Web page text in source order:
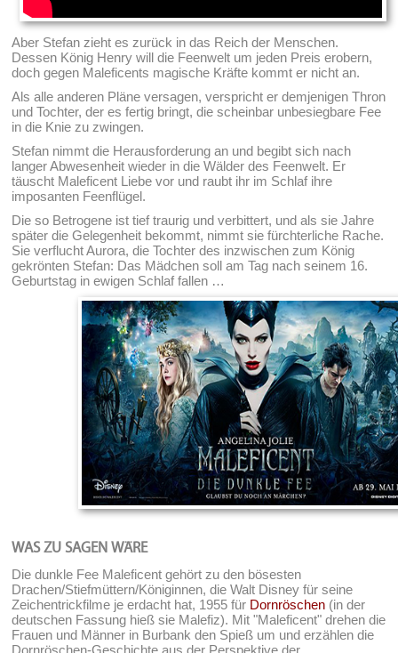
Aber Stefan zieht es zurück in das Reich der Menschen.
Dessen König Henry will die Feenwelt um jeden Preis erobern,
doch gegen Maleficents magische Kräfte kommt er nicht an.
Als alle anderen Pläne versagen, verspricht er demjenigen Thron
und Tochter, der es fertig bringt, die scheinbar unbesiegbare Fee
in die Knie zu zwingen.
Stefan nimmt die Herausforderung an und begibt sich nach
langer Abwesenheit wieder in die Wälder des Feenwelt. Er
täuscht Maleficent Liebe vor und raubt ihr im Schlaf ihre
imposanten Feenflügel.
Die so Betrogene ist tief traurig und verbittert, und als sie Jahre
später die Gelegenheit bekommt, nimmt sie fürchterliche Rache.
Sie verflucht Aurora, die Tochter des inzwischen zum König
gekrönten Stefan: Das Mädchen soll am Tag nach seinem 16.
Geburtstag in ewigen Schlaf fallen …
WAS ZU SAGEN WÄRE
Die dunkle Fee Maleficent gehört zu den bösesten
Drachen/Stiefmüttern/Königinnen, die Walt Disney für seine
Zeichentrickfilme je erdacht hat, 1955 für Dornröschen (in der
deutschen Fassung hieß sie Malefiz). Mit "Maleficent" drehen die
Frauen und Männer in Burbank den Spieß um und erzählen die
Dornröschen-Geschichte aus der Perspektive der